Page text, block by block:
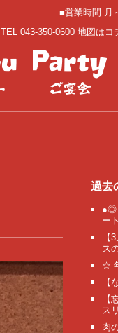
■営業時間
TEL 043-350-0600 地図は コ
過去
●◎
ート
【
ス
☆
【
【
ス
肉